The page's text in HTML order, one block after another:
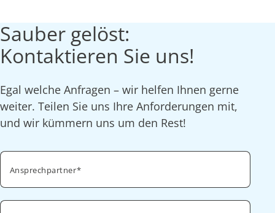
Sauber gelöst:
Kontaktieren Sie uns!
Egal welche Anfragen – wir helfen Ihnen gerne
weiter. Teilen Sie uns Ihre Anforderungen mit,
und wir kümmern uns um den Rest!
Ansprechpartner